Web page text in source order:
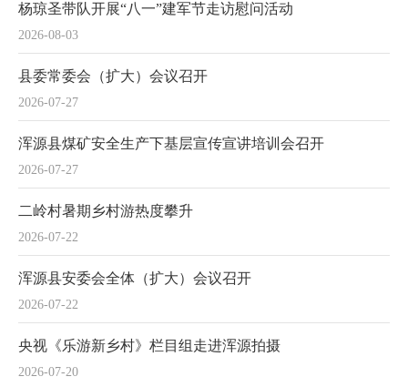
2026-08-03
杨琼圣带队开展“八一”建军节走访慰问活动
2026-07-27
县委常委会（扩大）会议召开
2026-07-27
浑源县煤矿安全生产下基层宣传宣讲培训会召开
2026-07-22
二岭村暑期乡村游热度攀升
2026-07-22
浑源县安委会全体（扩大）会议召开
2026-07-20
央视《乐游新乡村》栏目组走进浑源拍摄